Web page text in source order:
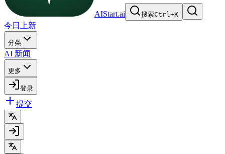
AIStart.ai 搜索Ctrl+K
今日上新
分类
AI 新闻
更多
登录
提交